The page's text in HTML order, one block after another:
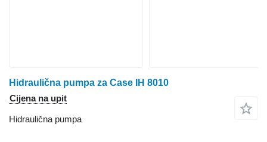
Hidraulična pumpa za Case IH 8010
Cijena na upit
Hidraulična pumpa